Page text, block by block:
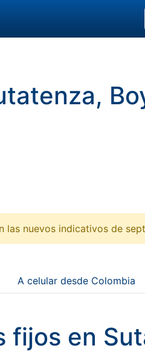
las nuevos indicativos de
A celular desde Colombia
fijos en